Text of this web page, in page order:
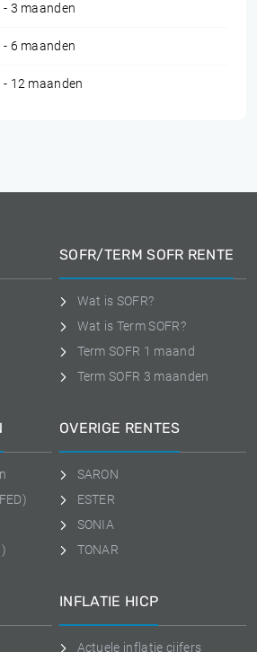
- 3 maanden
- 6 maanden
- 12 maanden
SOFR/TERM SOFR RENTE
Wat is SOFR?
Wat is Term SOFR?
Term SOFR 1 maand
Term SOFR 3 maanden
OVERIGE RENTES
SARON
ESTER
SONIA
TONAR
INFLATIE HICP
Actuele inflatie cijfers